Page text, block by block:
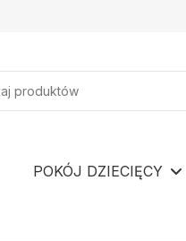
POKÓJ DZIECIĘCY